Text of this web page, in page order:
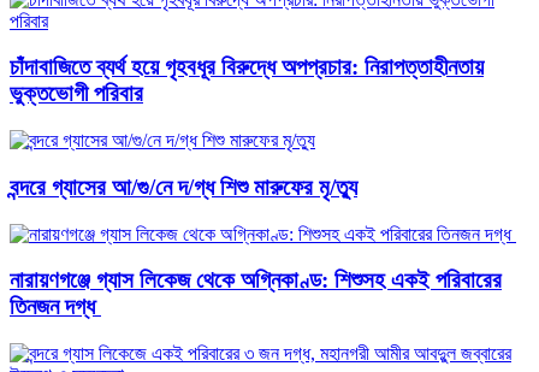
চাঁদাবাজিতে ব্যর্থ হয়ে গৃহবধূর বিরুদ্ধে অপপ্রচার: নিরাপত্তাহীনতায়
ভুক্তভোগী পরিবার
বন্দরে গ্যাসের আ/গু/নে দ/গ্ধ শিশু মারুফের মৃ/ত্যু
নারায়ণগঞ্জে গ্যাস লিকেজ থেকে অগ্নিকাণ্ড: শিশুসহ একই পরিবারের
তিনজন দগ্ধ ​